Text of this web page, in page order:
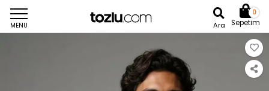
MENU Ara
0
Sepetim